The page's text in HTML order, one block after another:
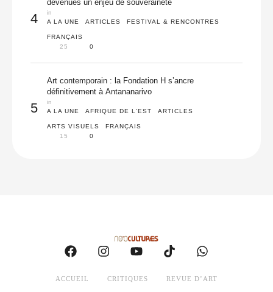
4
devenues un enjeu de souveraineté
in
A LA UNE
ARTICLES FESTIVAL & RENCONTRES
FRANÇAIS
25
0
5
Art contemporain : la Fondation H s’ancre
définitivement à Antananarivo
in
A LA UNE
AFRIQUE DE L'EST ARTICLES
ARTS VISUELS
FRANÇAIS
15
0
ACCUEIL CRITIQUES REVUE D’ART